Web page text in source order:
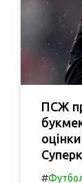
ПСЖ
#